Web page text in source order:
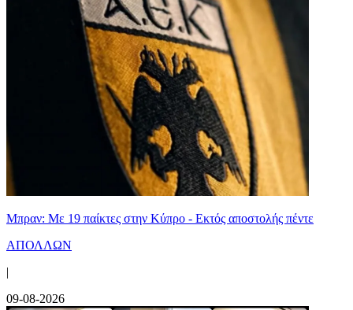
Μπραν: Με 19 παίκτες στην Κύπρο - Εκτός αποστολής πέντε
ΑΠΟΛΛΩΝ
|
09-08-2026